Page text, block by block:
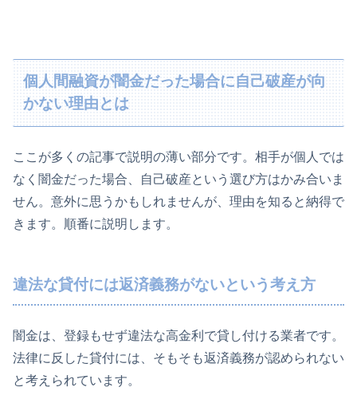
個人間融資が闇金だった場合に自己破産が向
かない理由とは
ここが多くの記事で説明の薄い部分です。相手が個人では
なく闇金だった場合、自己破産という選び方はかみ合いま
せん。意外に思うかもしれませんが、理由を知ると納得で
きます。順番に説明します。
違法な貸付には返済義務がないという考え方
闇金は、登録もせず違法な高金利で貸し付ける業者です。
法律に反した貸付には、そもそも返済義務が認められない
と考えられています。